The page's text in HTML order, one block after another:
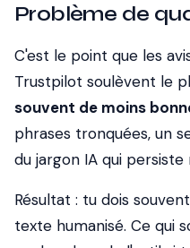
Problème de
C'est le point que les
Trustpilot soulèvent le
souvent de moins
phrases tronquées, un
du jargon IA qui
Résultat : tu dois
texte humanisé. Ce qui